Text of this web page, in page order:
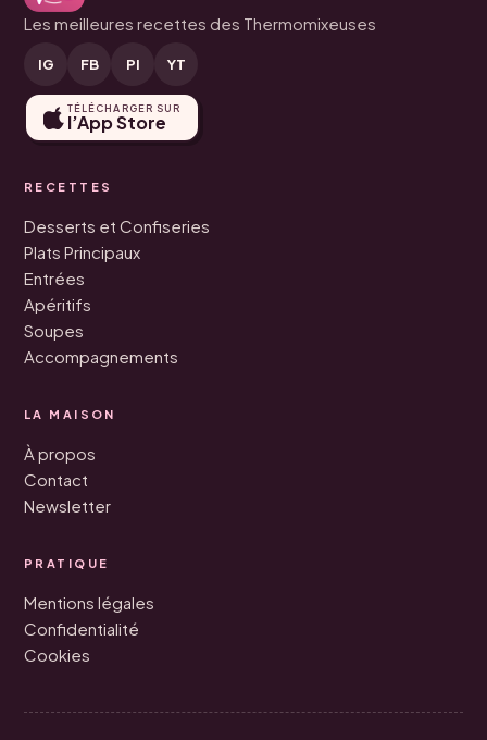
Les meilleures recettes des Thermomixeuses
IG FB PI YT
TÉLÉCHARGER SUR
l’App Store
RECETTES
Desserts et Confiseries
Plats Principaux
Entrées
Apéritifs
Soupes
Accompagnements
LA MAISON
À propos
Contact
Newsletter
PRATIQUE
Mentions légales
Confidentialité
Cookies